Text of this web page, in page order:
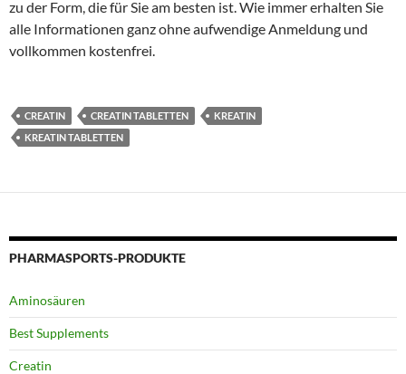
zu der Form, die für Sie am besten ist. Wie immer erhalten Sie
alle Informationen ganz ohne aufwendige Anmeldung und
vollkommen kostenfrei.
CREATIN CREATIN TABLETTEN
KREATIN
KREATIN TABLETTEN
PHARMASPORTS-PRODUKTE
Aminosäuren
Best Supplements
Creatin